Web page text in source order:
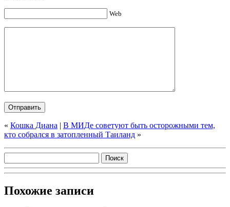
Web
« Кошка Диана | В МИДе советуют быть осторожными тем,
кто собрался в затопленный Таиланд »
Похожие записи